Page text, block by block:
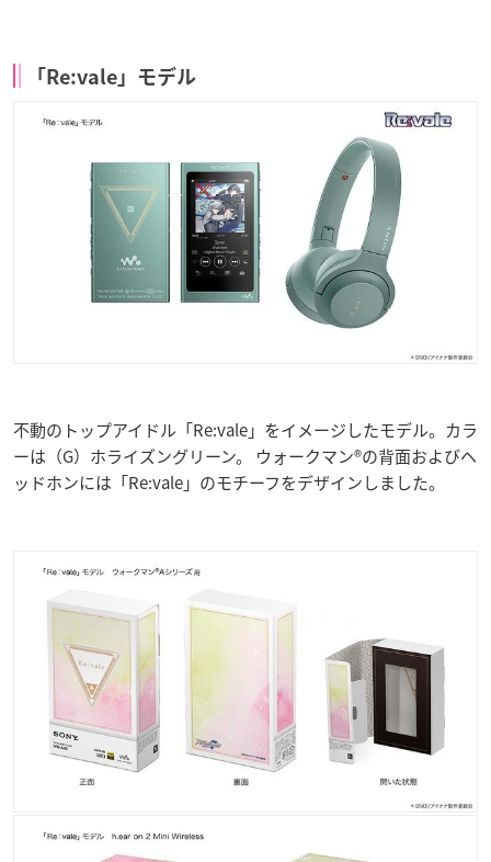
「Re:vale」モデル
不動のトップアイドル「Re:vale」をイメージしたモデル。カラ
ーは（G）ホライズングリーン。 ウォークマン®の背面およびヘ
ッドホンには「Re:vale」のモチーフをデザインしました。